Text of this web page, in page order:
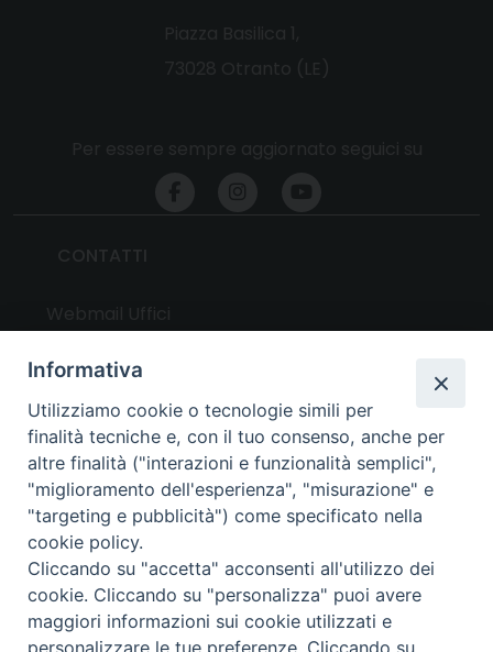
UTILITY
News
Altri articoli
Notizie nazionali
Download
Amministrazione Trasparente
Informativa
Utilizziamo cookie o tecnologie simili per
finalità tecniche e, con il tuo consenso, anche per
altre finalità ("interazioni e funzionalità semplici",
"miglioramento dell'esperienza", "misurazione" e
"targeting e pubblicità") come specificato nella
cookie policy.
Cliccando su "accetta" acconsenti all'utilizzo dei
cookie. Cliccando su "personalizza" puoi avere
maggiori informazioni sui cookie utilizzati e